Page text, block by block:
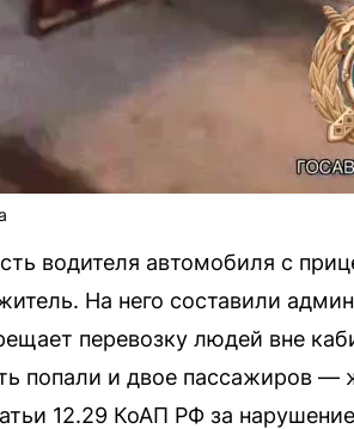
водителя автомобиля с
На него составили
перевозку людей вне
попали и двое пассажиров
12.29 КоАП РФ за